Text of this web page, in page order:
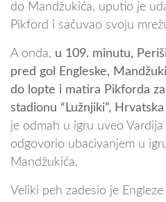
do Mandžukića, uputio je
Pikford i sačuvao svoju
A onda, u 109. minutu,
pred gol Engleske,
do lopte i matira Pikforda
stadionu “Lužnjiki”,
je odmah u igru uveo
odgovorio ubacivanjem u
Mandžukića.
Veliki peh zadesio je